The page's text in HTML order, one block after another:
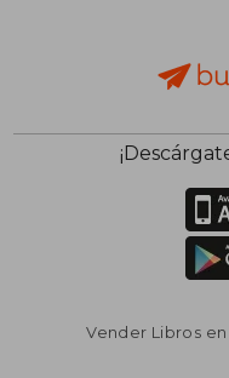
Vender Libros